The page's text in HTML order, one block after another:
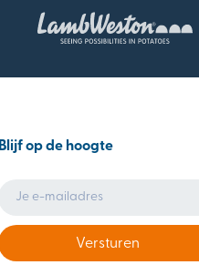
Blijf op de hoogte